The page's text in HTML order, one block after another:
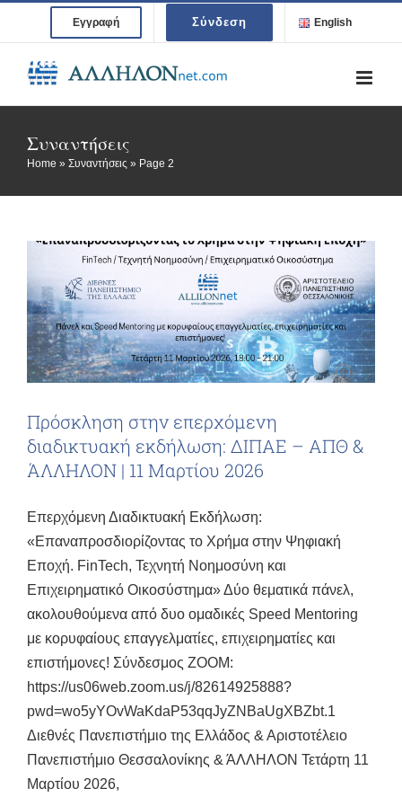
content
Εγγραφή Σύνδεση English
Συναντήσεις
Home » Συναντήσεις » Page 2
Πρόσκληση στην επερχόμενη
διαδικτυακή εκδήλωση: ΔΙΠΑΕ – ΑΠΘ &
ΆΛΛΗΛΟΝ | 11 Μαρτίου 2026
Επερχόμενη Διαδικτυακή Εκδήλωση:
«Επαναπροσδιορίζοντας το Χρήμα στην Ψηφιακή
Εποχή. FinTech, Τεχνητή Νοημοσύνη και
Επιχειρηματικό Οικοσύστημα» Δύο θεματικά πάνελ,
ακολουθούμενα από δυο ομαδικές Speed Mentoring
με κορυφαίους επαγγελματίες, επιχειρηματίες και
επιστήμονες! Σύνδεσμος ZOOM:
https://us06web.zoom.us/j/82614925888?
pwd=wo5yYOvWaKdaP53qqJyZNBaUgXBZbt.1
Διεθνές Πανεπιστήμιο της Ελλάδος & Αριστοτέλειο
Πανεπιστήμιο Θεσσαλονίκης & ΆΛΛΗΛΟΝ Τετάρτη 11
Μαρτίου 2026,